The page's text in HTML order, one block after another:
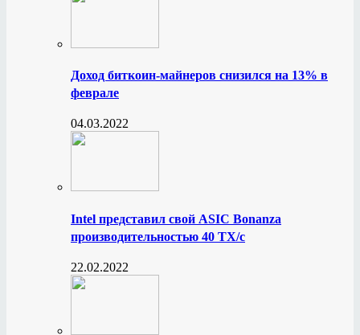
Доход биткоин-майнеров снизился на 13% в
феврале
04.03.2022
Intel представил свой ASIC Bonanza
производительностью 40 ТХ/с
22.02.2022